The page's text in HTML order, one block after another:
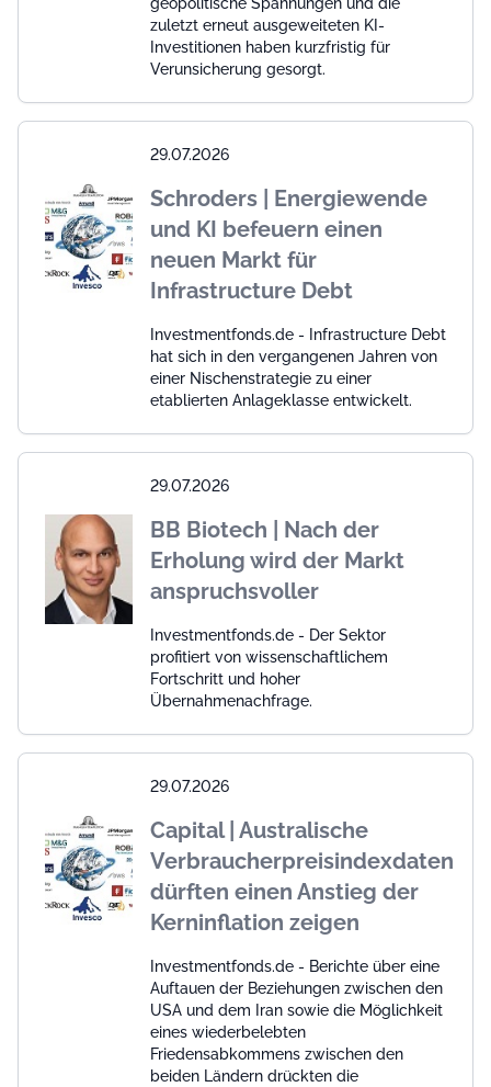
geopolitische Spannungen und die
zuletzt erneut ausgeweiteten KI-
Investitionen haben kurzfristig für
Verunsicherung gesorgt.
29.07.2026
Schroders | Energiewende
und KI befeuern einen
neuen Markt für
Infrastructure Debt
Investmentfonds.de - Infrastructure Debt
hat sich in den vergangenen Jahren von
einer Nischenstrategie zu einer
etablierten Anlageklasse entwickelt.
29.07.2026
BB Biotech | Nach der
Erholung wird der Markt
anspruchsvoller
Investmentfonds.de - Der Sektor
profitiert von wissenschaftlichem
Fortschritt und hoher
Übernahmenachfrage.
29.07.2026
Capital | Australische
Verbraucherpreisindexdaten
dürften einen Anstieg der
Kerninflation zeigen
Investmentfonds.de - Berichte über eine
Auftauen der Beziehungen zwischen den
USA und dem Iran sowie die Möglichkeit
eines wiederbelebten
Friedensabkommens zwischen den
beiden Ländern drückten die